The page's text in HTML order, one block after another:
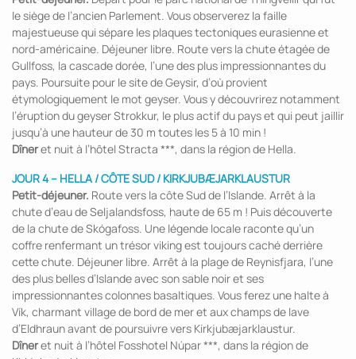
le siège de l’ancien Parlement. Vous observerez la faille
majestueuse qui sépare les plaques tectoniques eurasienne et
nord-américaine. Déjeuner libre. Route vers la chute étagée de
Gullfoss, la cascade dorée, l’une des plus impressionnantes du
pays. Poursuite pour le site de Geysir, d’où provient
étymologiquement le mot geyser. Vous y découvrirez notamment
l’éruption du geyser Strokkur, le plus actif du pays et qui peut jaillir
jusqu’à une hauteur de 30 m toutes les 5 à 10 min !
Dîneret nuit à l’hôtel Stracta ***, dans la région de Hella.
JOUR 4 – HELLA / CÔTE SUD / KIRKJUBÆJARKLAUSTUR
Petit-déjeuner. Route vers la côte Sud de l’Islande. Arrêt à la
chute d’eau de Seljalandsfoss, haute de 65 m ! Puis découverte
de la chute de Skógafoss. Une légende locale raconte qu’un
coffre renfermant un trésor viking est toujours caché derrière
cette chute. Déjeuner libre. Arrêt à la plage de Reynisfjara, l’une
des plus belles d’Islande avec son sable noir et ses
impressionnantes colonnes basaltiques. Vous ferez une halte à
Vík, charmant village de bord de mer et aux champs de lave
d’Eldhraun avant de poursuivre vers Kirkjubæjarklaustur.
Dîneret nuit à l’hôtel Fosshotel Núpar ***, dans la région de